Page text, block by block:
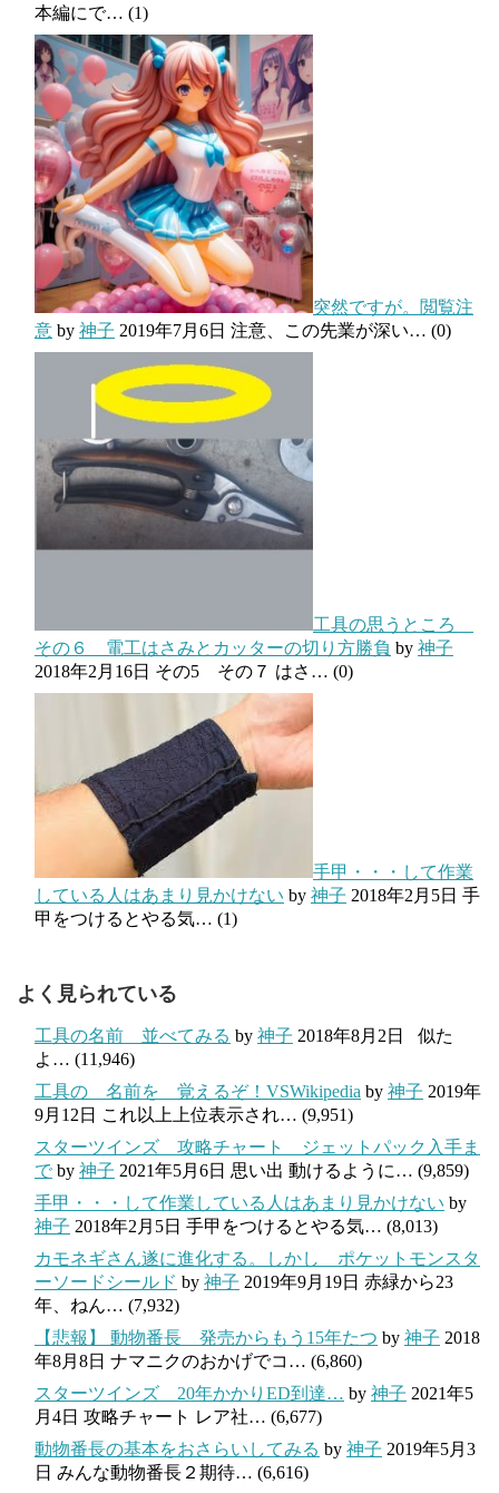
本編にで… (1)
突然ですが。閲覧注
意 by 神子 2019年7月6日 注意、この先業が深い… (0)
工具の思うところ
その６ 電工はさみとカッターの切り方勝負 by 神子
2018年2月16日 その5 その７ はさ… (0)
手甲・・・して作業
している人はあまり見かけない by 神子 2018年2月5日 手
甲をつけるとやる気… (1)
よく見られている
工具の名前 並べてみる by 神子 2018年8月2日
似た
よ… (11,946)
工具の 名前を 覚えるぞ！VSWikipedia by 神子 2019年
9月12日 これ以上上位表示され… (9,951)
スターツインズ 攻略チャート ジェットパック入手ま
で by 神子 2021年5月6日 思い出 動けるように… (9,859)
手甲・・・して作業している人はあまり見かけない by
神子 2018年2月5日 手甲をつけるとやる気… (8,013)
カモネギさん遂に進化する。しかし ポケットモンスタ
ーソードシールド by 神子 2019年9月19日 赤緑から23
年、ねん… (7,932)
【悲報】 動物番長 発売からもう15年たつ by 神子 2018
年8月8日 ナマニクのおかげでコ… (6,860)
スターツインズ 20年かかりED到達… by 神子 2021年5
月4日 攻略チャート レア社… (6,677)
動物番長の基本をおさらいしてみる by 神子 2019年5月3
日 みんな動物番長２期待… (6,616)